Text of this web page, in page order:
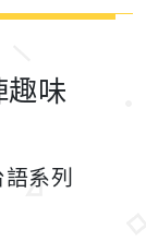
趣味
系列